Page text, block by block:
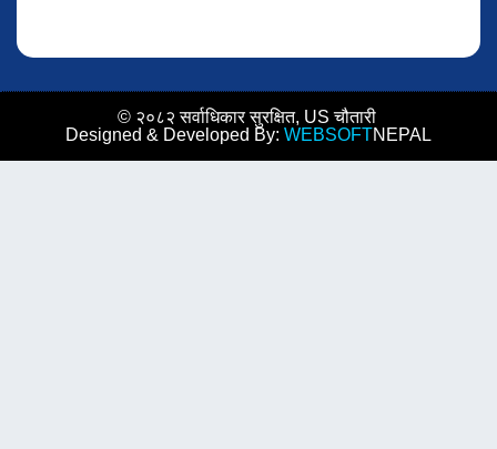
© २०८२ सर्वाधिकार सुरक्षित, US चौतारी
Designed & Developed By: WEBSOFTNEPAL